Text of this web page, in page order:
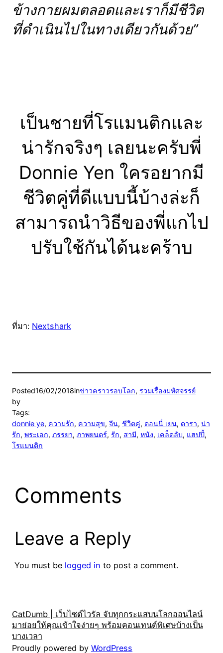
ข้างกายผมตลอดและเราก็มีชีวิต
ที่ดำเนินไปในทางเดียวกันด้วย”
เป็นชายที่โรแมนติกและ
น่ารักจริงๆ เลยนะครับพี่
Donnie Yen ใครอยากมี
ชีวิตคู่ที่ดีแบบนี้บ้างล่ะก็
สามารถนำวิธีของพี่แกไป
ปรับใช้กันได้นะคร้าบ
ที่มา: Nextshark
Posted16/02/2018inข่าวคราวรอบโลก, รวมเรื่องมหัศจรรย์
by
Tags:
donnie ye, ความรัก, ความสุข, จีน, ชีวิตคู่, ดอนนี่ เยน, ดารา, น่า
รัก, พระเอก, ภรรยา, ภาพยนตร์, รัก, สามี, หนัง, เคล็ดลับ, แฮปปี้
โรแมนติก
Comments
Leave a Reply
You must be logged in to post a comment.
CatDumb | เว็บไซต์ไวรัล จับทุกกระแสบนโลกออนไลน์
มาย่อยให้คุณเข้าใจง่ายๆ พร้อมคอนเทนต์พิเศษบ้างเป็น
บางเวลา
Proudly powered by WordPress